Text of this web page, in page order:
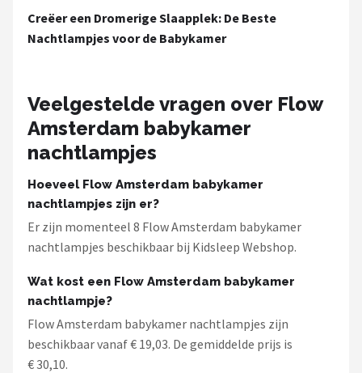
Creëer een Dromerige Slaapplek: De Beste
Nachtlampjes voor de Babykamer
Veelgestelde vragen over Flow
Amsterdam babykamer
nachtlampjes
Hoeveel Flow Amsterdam babykamer
nachtlampjes zijn er?
Er zijn momenteel 8 Flow Amsterdam babykamer
nachtlampjes beschikbaar bij Kidsleep Webshop.
Wat kost een Flow Amsterdam babykamer
nachtlampje?
Flow Amsterdam babykamer nachtlampjes zijn
beschikbaar vanaf € 19,03. De gemiddelde prijs is
€ 30,10.